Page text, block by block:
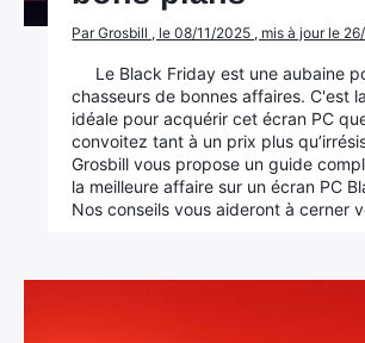
Par Grosbill , le 08/11/2025 , mis à jour le
Le Black Friday est une aubaine
chasseurs de bonnes affaires. C'est
idéale pour acquérir cet écran PC
convoitez tant à un prix plus
Grosbill vous propose un guide
la meilleure affaire sur un écran PC
Nos conseils vous aideront à cerner